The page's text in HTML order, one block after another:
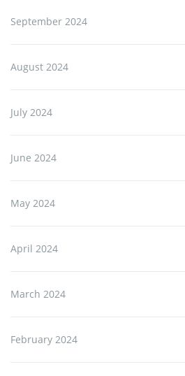
September 2024
August 2024
July 2024
June 2024
May 2024
April 2024
March 2024
February 2024